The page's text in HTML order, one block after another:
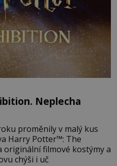
Neplecha
proměnily v malý kus
Harry Potter™: The
originální filmové kostýmy a
chýši i uč